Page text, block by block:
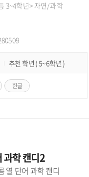
3~4학년> 자연/과학
추천 학년 ( 5~6학년 )
한글
과학 캔디2
열 단어 과학 캔디